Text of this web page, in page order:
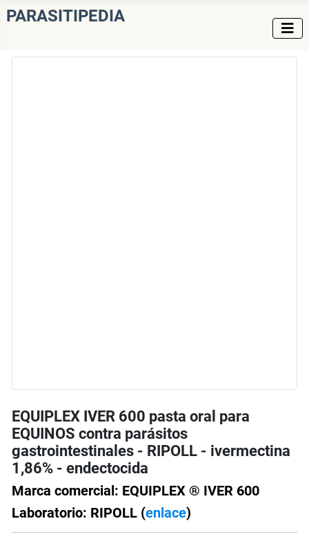
PARASITIPEDIA
EQUIPLEX IVER 600 pasta oral para
EQUINOS contra parásitos
gastrointestinales - RIPOLL - ivermectina
1,86% - endectocida
Marca comercial: EQUIPLEX ® IVER 600
Laboratorio: RIPOLL (enlace)